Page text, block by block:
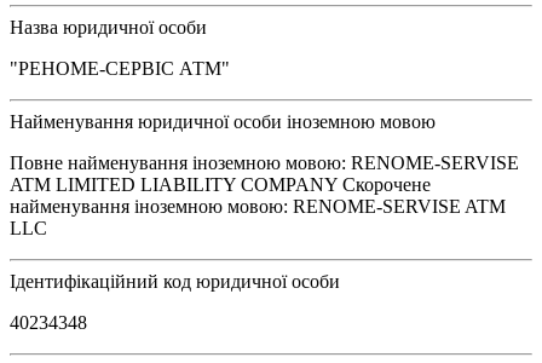
Назва юридичної особи
"РЕНОМЕ-СЕРВІС АТМ"
Найменування юридичної особи іноземною мовою
Повне найменування іноземною мовою: RENOME-SERVISE
ATM LIMITED LIABILITY COMPANY Скорочене
найменування іноземною мовою: RENOME-SERVISE ATM
LLC
Ідентифікаційний код юридичної особи
40234348